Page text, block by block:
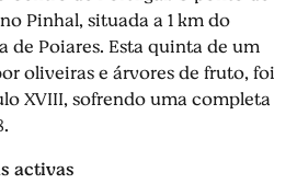
Pinhal, situada a 1 km do
de Poiares. Esta quinta de um
oliveiras e árvores de fruto, foi
XVIII, sofrendo uma completa
activas